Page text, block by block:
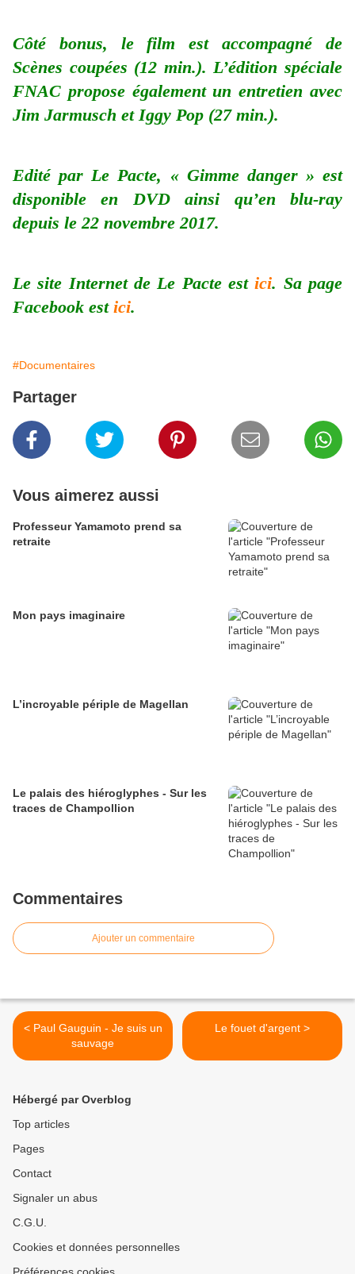
Côté bonus, le film est accompagné de
Scènes coupées (12 min.). L’édition spéciale
FNAC propose également un entretien avec
Jim Jarmusch et Iggy Pop (27 min.).
Edité par Le Pacte, « Gimme danger » est
disponible en DVD ainsi qu’en blu-ray
depuis le 22 novembre 2017.
Le site Internet de Le Pacte estici. Sa page
Facebook est ici.
#Documentaires
Partager
Vous aimerez aussi
Professeur Yamamoto prend sa
retraite
Mon pays imaginaire
L’incroyable périple de Magellan
Le palais des hiéroglyphes - Sur les
traces de Champollion
Commentaires
Ajouter un commentaire
< Paul Gauguin - Je suis un
sauvage
Le fouet d'argent >
Hébergé par Overblog
Top articles
Pages
Contact
Signaler un abus
C.G.U.
Cookies et données personnelles